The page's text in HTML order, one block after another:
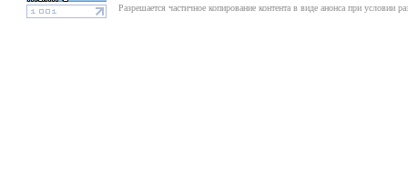
Разрешается частичное копирование контента в виде анонса при условии